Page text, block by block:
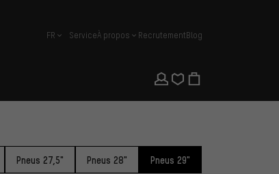
français
FR ServiceÀ propos RecrutementBlog
Pneus 27,5" Pneus 28" Pneus 29"